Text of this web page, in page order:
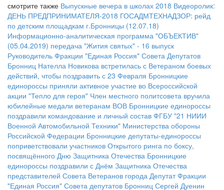
смотрите также Выпускные вечера в школах 2018 Видеоролик:
ДЕНЬ ПРЕДПРИНИМАТЕЛЯ-2018 ГОСАДМТЕХНАДЗОР: рейд
по детским площадкам г.Бронницы (12.07.18)
Информационно-аналитическая программа "ОБЪЕКТИВ"
(05.04.2019) передача "Жития святых" - 16 выпуск
Руководитель Фракции "Единая Россия" Совета Депутатов
Бронниц Нателла Новикова встретилась с Ветераном боевых
действий, чтобы поздравить с 23 Февраля Бронницкие
единороссы приняли активное участие во Всероссийской
акции "Тепло для героя" Член местного политсовета вручила
юбилейные медали ветеранам ВОВ Бронницкие единороссы
поздравили командование и личный состав ФГБУ "21 НИИИ
Военной Автомобильной Техники" Министерства обороны
Российской Федерации Бронницкие депутаты-единороссы
поприветствовали участников Открытого ринга по боксу,
посвящённого Дню Защитника Отечества Бронницкие
единороссы поздравили с Днём Защитника Отечества
представителей Совета Ветеранов города Депутат Фракции
"Единая Россия" Совета депутатов Бронниц Сергей Дуенин